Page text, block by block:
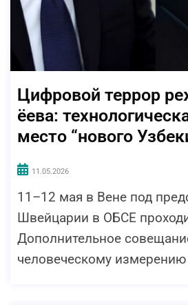
Цифровой террор
ёева:
место “нового
11.05.2026
11–12 мая в Вене под
Швейцарии в ОБСЕ
Дополнительное
человеческому